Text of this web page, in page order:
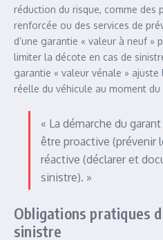
réduction du risque, comme des
renforcée ou des services de
d’une garantie « valeur à neuf »
limiter la décote en cas de
garantie « valeur vénale » ajuste
réelle du véhicule au moment du
« La démarche du
être proactive (prévenir
réactive (déclarer et
sinistre). »
Obligations pratiques
sinistre